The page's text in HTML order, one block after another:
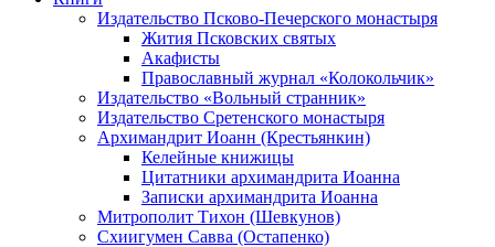
Издательство Псково-Печерского монастыря
Жития Псковских святых
Акафисты
Православный журнал «Колокольчик»
Издательство «Вольный странник»
Издательство Сретенского монастыря
Архимандрит Иоанн (Крестьянкин)
Келейные книжицы
Цитатники архимандрита Иоанна
Записки архимандрита Иоанна
Митрополит Тихон (Шевкунов)
Схиигумен Савва (Остапенко)